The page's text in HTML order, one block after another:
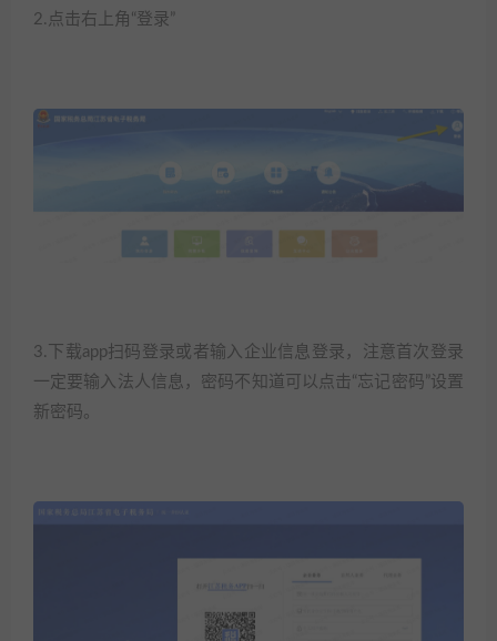
2.点击右上角“登录”
3.下载app扫码登录或者输入企业信息登录，注意首次登录
一定要输入法人信息，密码不知道可以点击“忘记密码”设置
新密码。